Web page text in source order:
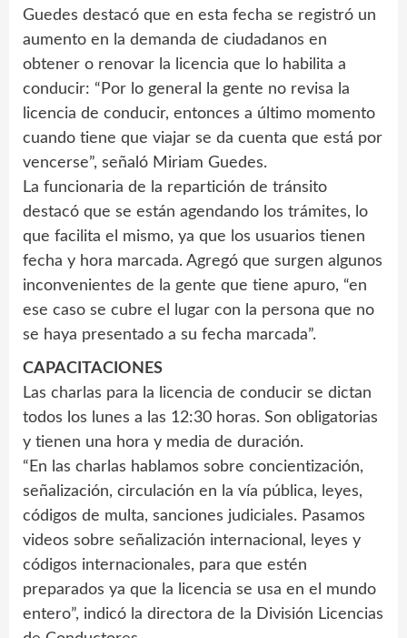
Guedes destacó que en esta fecha se registró un
aumento en la demanda de ciudadanos en
obtener o renovar la licencia que lo habilita a
conducir: “Por lo general la gente no revisa la
licencia de conducir, entonces a último momento
cuando tiene que viajar se da cuenta que está por
vencerse”, señaló Miriam Guedes.
La funcionaria de la repartición de tránsito
destacó que se están agendando los trámites, lo
que facilita el mismo, ya que los usuarios tienen
fecha y hora marcada. Agregó que surgen algunos
inconvenientes de la gente que tiene apuro, “en
ese caso se cubre el lugar con la persona que no
se haya presentado a su fecha marcada”.
CAPACITACIONES
Las charlas para la licencia de conducir se dictan
todos los lunes a las 12:30 horas. Son obligatorias
y tienen una hora y media de duración.
“En las charlas hablamos sobre concientización,
señalización, circulación en la vía pública, leyes,
códigos de multa, sanciones judiciales. Pasamos
videos sobre señalización internacional, leyes y
códigos internacionales, para que estén
preparados ya que la licencia se usa en el mundo
entero”, indicó la directora de la División Licencias